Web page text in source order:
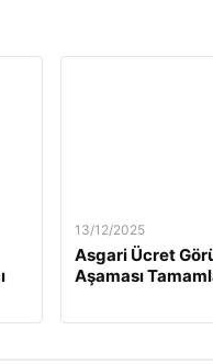
13/12/2025
Asgari Ücret
Aşaması